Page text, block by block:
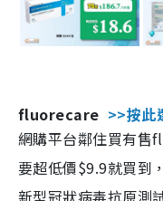
fluorecare >>按此
網購平台鄰住買有售
要超低價$9.9就買到
新型冠狀病毒抗原測